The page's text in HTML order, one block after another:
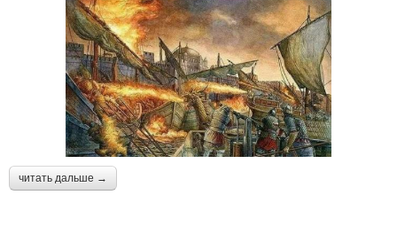
читать дальше →